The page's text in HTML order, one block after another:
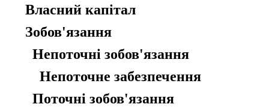
Власний капітал
Зобов'язання
Непоточні зобов'язання
Непоточне забезпечення
Поточні зобов'язання